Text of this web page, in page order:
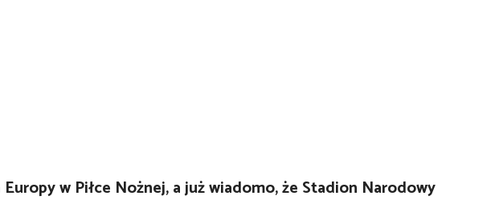
w Piłce Nożnej, a już wiadomo, że Stadion Narodowy